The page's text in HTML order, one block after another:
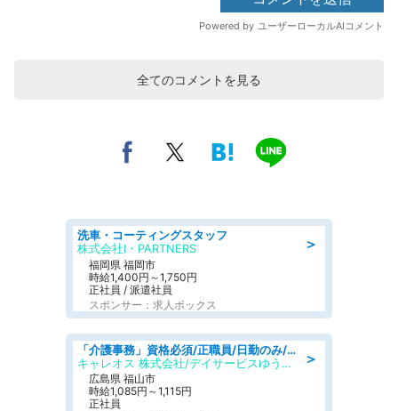
全てのコメントを見る
＞
洗車・コーティングスタッフ
株式会社I・PARTNERS
福岡県 福岡市
時給1,400円～1,750円
正社員 / 派遣社員
スポンサー：求人ボックス
＞
「介護事務」資格必須/正職員/日勤のみ/デイサービス
キャレオス 株式会社/デイサービスゆうゆう南本庄
広島県 福山市
時給1,085円～1,115円
正社員